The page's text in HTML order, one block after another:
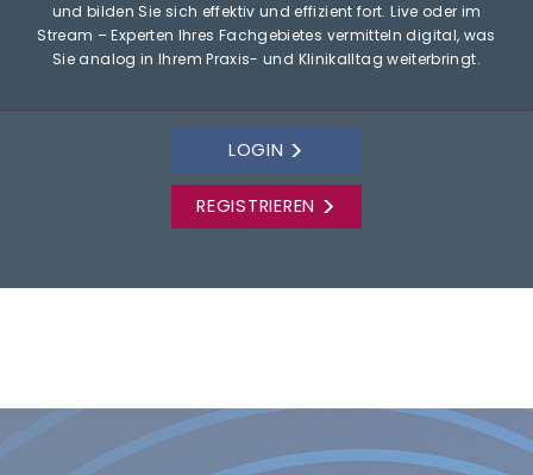
und bilden Sie sich effektiv und effizient fort. Live oder im
Stream – Experten Ihres Fachgebietes vermitteln digital, was
Sie analog in Ihrem Praxis- und Klinikalltag weiterbringt.
LOGIN
REGISTRIEREN